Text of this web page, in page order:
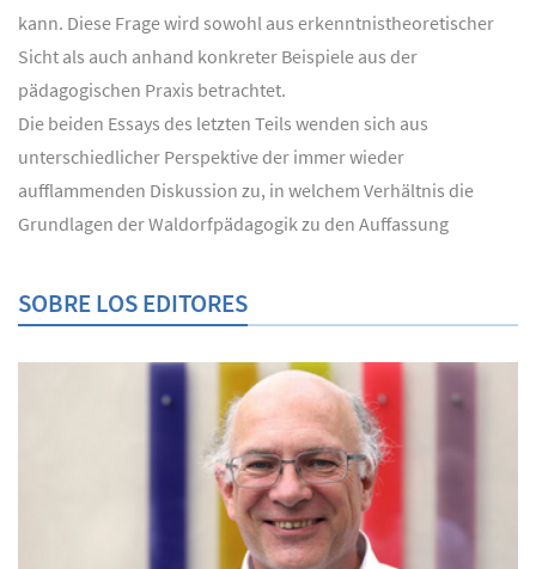
kann. Diese Frage wird sowohl aus erkenntnistheoretischer
Sicht als auch anhand konkreter Beispiele aus der
pädagogischen Praxis betrachtet.
Die beiden Essays des letzten Teils wenden sich aus
unterschiedlicher Perspektive der immer wieder
aufflammenden Diskussion zu, in welchem Verhältnis die
Grundlagen der Waldorfpädagogik zu den Auffassung
SOBRE LOS EDITORES